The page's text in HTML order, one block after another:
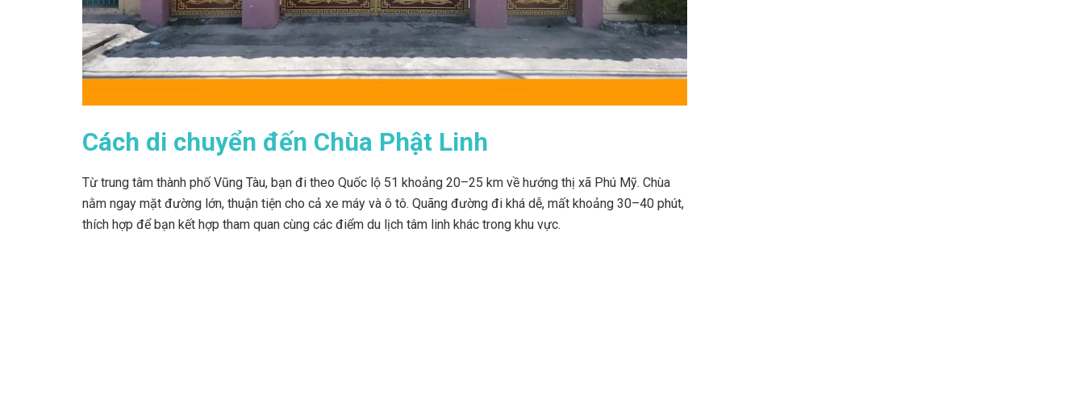
Cách di chuyển đến Chùa Phật Linh
Từ trung tâm thành phố Vũng Tàu, bạn đi theo Quốc lộ 51 khoảng 20–25 km về hướng thị xã Phú Mỹ. Chùa
nằm ngay mặt đường lớn, thuận tiện cho cả xe máy và ô tô. Quãng đường đi khá dễ, mất khoảng 30–40 phút,
thích hợp để bạn kết hợp tham quan cùng các điểm du lịch tâm linh khác trong khu vực.